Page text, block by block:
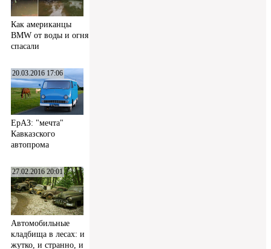
Как американцы
BMW от воды и огня
спасали
20.03.2016 17:06
ЕрАЗ: "мечта"
Кавказского
автопрома
27.02.2016 20:01
Автомобильные
кладбища в лесах: и
жутко, и странно, и